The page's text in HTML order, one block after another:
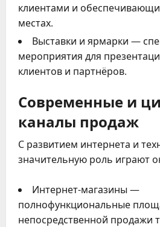
клиентами и
местах.
Выставки и ярмарки —
мероприятия для
клиентов и партнёров.
Современные и
каналы продаж
С развитием интернета и
значительную роль играют
Интернет-магазины —
полнофункциональные
непосредственной продажи